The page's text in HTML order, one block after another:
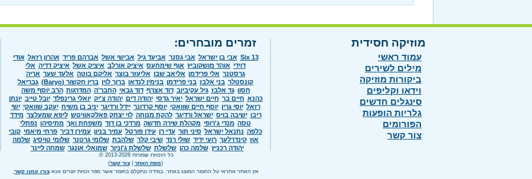
מוזיקה חסידית
עמוד ראשי
מילים לשירים
ביקורות מוזיקה
וידאו וקליפים
סינגלים חדשים
גלריות הופעות
הפורומים
צור קשר
זמרים מובחרים:
Six 13 אבי בן ישראל אבי גסנר אביעד גיל אבישי אשל אברהם פריד אהרון רזאל אודי
דוידי אוהד מושקוביץ אוף שימחעס איציק אורלב איציק אשל איציק דדיה אלי
גרסטנר אלי פרידמן אליאב שבו אליעזר בוצר אליקם בוטה אלעד שער אריה
קונסטלר בני אלבז בני פרידמן בנימין לנדאו ברוך לוין בריו חקשור (Baryo)
גבריאל
חסון גד אלבז גיל עקיביוב דוד אצרף דוד גבאי החבר'ה המדרגות הרב יוסף משה
כהנא חיים בר חיים ישראל יאיר גדסי יהודה דים יהודה צ'יק יואלי גרינפלד יובל טייב יונתן
רזאל יוסי גרין יוסף חיים שוואקי יוסף קרדונר יידל ורדיגר יניב בן משיח יעקב שוואקי ישי
ריבו ישיבה בויס ישראל ורדיגר להקת מנוחה לוי יצחק פאלקאוויטש ליפא שמעלצר מידד
טסה מנדי ג'רופי מקהלת שירה חדשה מרדכי בן דוד משפחת ואך מתיסיהו נפתלי
כלפה נתנאל ישראל סיני תור עדי רן עידו פורטל עמיר בניון עמירן דביר פרחי מיאמי קובי
אוז קינדרלעך רועי ידיד שולי רנד שיבי קלר שלהבת שלומי גרטנר שלומי טויסיג שלמה
יהודה רכניץ שלמה כהן שלשלת שלשלת ג'וניור שמואלי אונגר שמחה ליינר
כל הזכויות שמורות 2013-2026 ©.
(מפת האתר |צור קשר)
אין האתר אחראי על החומר המוצג באתר. במידה ונתקלם בחומר אשר מפר זכויות יוצרים אנאצורו עמנו קשר.